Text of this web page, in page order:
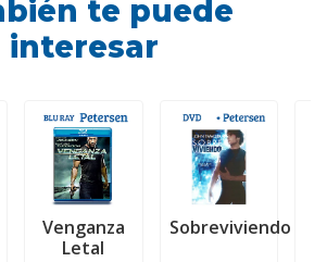
te puede
interesar
Venganza
Letal
Sobreviviendo